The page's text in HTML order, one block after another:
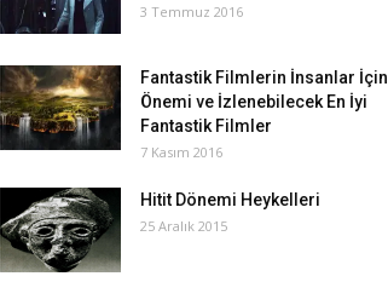
3 Temmuz 2016
Fantastik Filmlerin İnsanlar İçin
Önemi ve İzlenebilecek En İyi
Fantastik Filmler
7 Kasım 2016
Hitit Dönemi Heykelleri
25 Aralık 2015